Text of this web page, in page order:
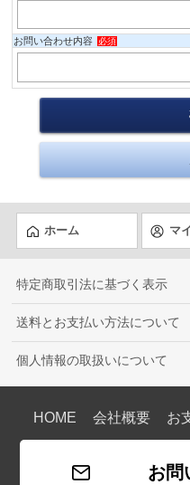
お問い合わせ内容 必須
ホーム マ
特定商取引法に基づく表示
送料とお支払い方法について
個人情報の取扱いについて
HOME 会社概要 お
お問